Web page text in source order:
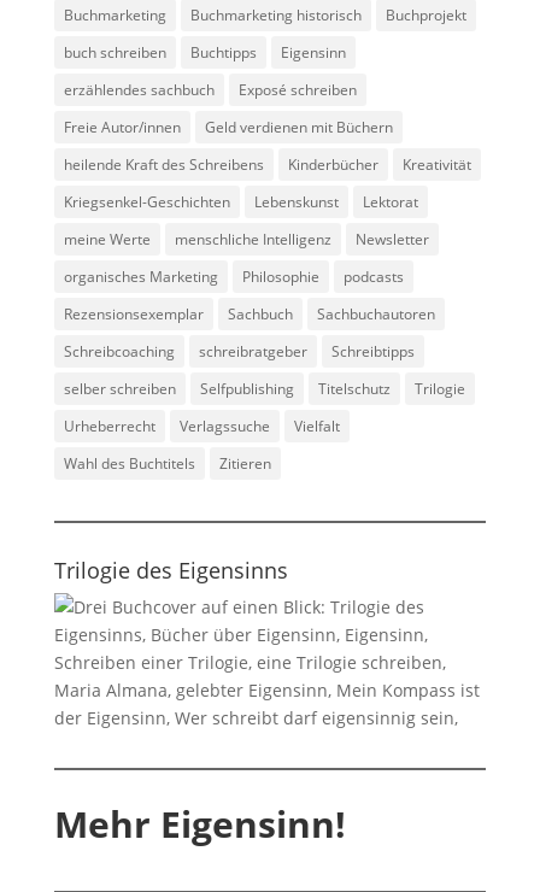
Buchmarketing
Buchmarketing historisch
Buchprojekt
buch schreiben
Buchtipps
Eigensinn
erzählendes sachbuch
Exposé schreiben
Freie Autor/innen
Geld verdienen mit Büchern
heilende Kraft des Schreibens
Kinderbücher
Kreativität
Kriegsenkel-Geschichten
Lebenskunst
Lektorat
meine Werte
menschliche Intelligenz
Newsletter
organisches Marketing
Philosophie
podcasts
Rezensionsexemplar
Sachbuch
Sachbuchautoren
Schreibcoaching
schreibratgeber
Schreibtipps
selber schreiben
Selfpublishing Titelschutz
Trilogie
Urheberrecht
Verlagssuche
Vielfalt
Wahl des Buchtitels
Zitieren
Trilogie des Eigensinns
Mehr Eigensinn!